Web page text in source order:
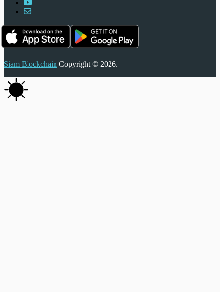
Siam Blockchain Copyright © 2026.